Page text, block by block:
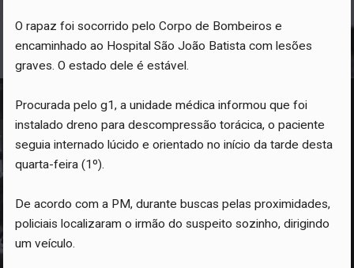
O rapaz foi socorrido pelo Corpo de Bombeiros e
encaminhado ao Hospital São João Batista com lesões
graves. O estado dele é estável.
Procurada pelo g1, a unidade médica informou que foi
instalado dreno para descompressão torácica, o paciente
seguia internado lúcido e orientado no início da tarde desta
quarta-feira (1º).
De acordo com a PM, durante buscas pelas proximidades,
policiais localizaram o irmão do suspeito sozinho, dirigindo
um veículo.